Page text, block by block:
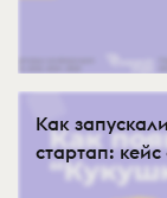
Как
стартап: